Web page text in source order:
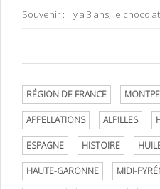
Souvenir : il y a 3 ans, le
RÉGION DE FRANCE
APPELLATIONS ALPILLES
ESPAGNE HISTOIRE
HAUTE-GARONNE MIDI-